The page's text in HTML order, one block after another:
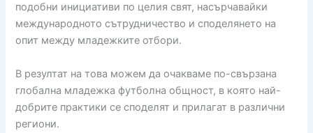
подобни инициативи по целия свят, насърчавайки
международното сътрудничество и споделянето на
опит между младежките отбори.
В резултат на това можем да очакваме по-свързана
глобална младежка футболна общност, в която най-
добрите практики се споделят и прилагат в различни
региони.